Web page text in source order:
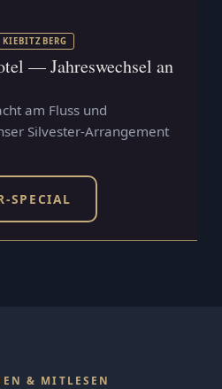
— Jahreswechsel an
am Fluss und
Silvester-Arrangement
SPECIAL
& MITLESEN